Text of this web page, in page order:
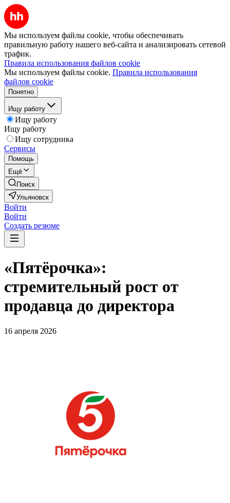
Мы используем файлы cookie, чтобы обеспечивать
правильную работу нашего веб-сайта и анализировать сетевой
трафик.
Правила использования файлов cookie
Мы используем файлы cookie. Правила использования
файлов cookie
Понятно
Ищу работу
Ищу работу
Ищу работу
Ищу сотрудника
Сервисы
Помощь
Ещё
Поиск
Ульяновск
Войти
Войти
Создать резюме
«Пятёрочка»:
стремительный рост от
продавца до директора
16 апреля 2026